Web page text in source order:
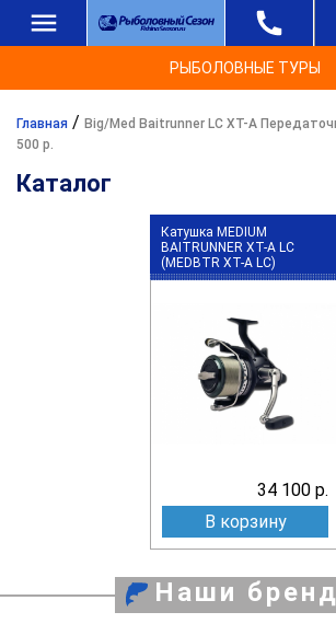
РЫБОЛОВНЫЕ ТУРЫ
Главная / Big/Med Baitrunner LC XT-A
500 р.
Каталог
Катушка MEDIUM
BAITRUNNER XT-A LC
(MEDBTR XT-A LC)
34 100 р.
В корзину
Наши